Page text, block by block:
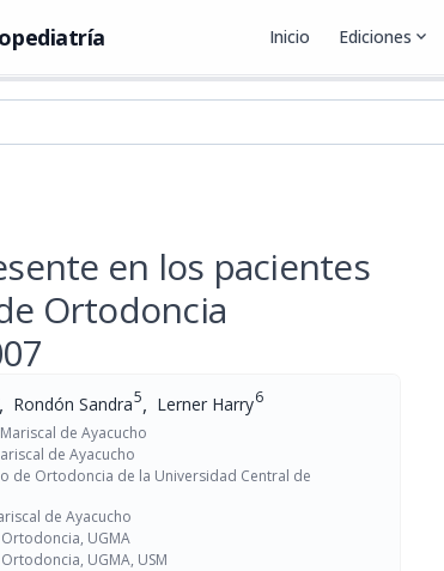
Inicio Ediciones expand_more
en los pacientes
Ortodoncia
, Rondón Sandra5, Lerner Harry6
de Ayacucho
de Ayacucho
de Ortodoncia de la Universidad Central de
de Ayacucho
UGMA
UGMA, USM